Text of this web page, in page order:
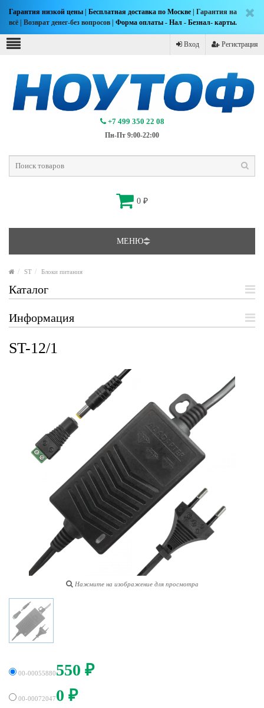
Гарантия низкой цены Бесплатная доставка по Москве | Гарантия на
всё | Возврат денег-без вопросов | Форма оплаты - Нал - Безнал- карты.
Вход Регистрация
+7 499 350 22 08
Пн-Пт 9:00-22:00
0 ₽
МЕНЮ
ST Блоки питания
Каталог
Информация
ST-12/1
Нажмите на изображение для просмотра
00-00055880550 ₽
00-000720470 ₽